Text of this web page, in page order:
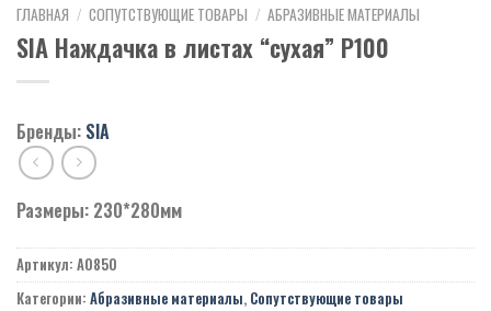
ГЛАВНАЯ / СОПУТСТВУЮЩИЕ ТОВАРЫ / АБРАЗИВНЫЕ МАТЕРИАЛЫ
SIA Наждачка в листах “сухая” Р100
Бренды: SIA
Размеры: 230*280мм
Артикул: A0850
Категории: Абразивные материалы, Сопутствующие товары